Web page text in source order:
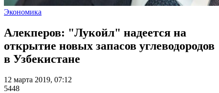
Экономика
Алекперов: "Лукойл" надеется на
открытие новых запасов углеводородов
в Узбекистане
12 марта 2019, 07:12
5448